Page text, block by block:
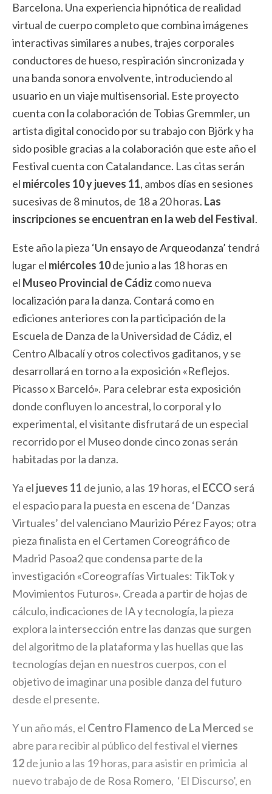
Barcelona. Una experiencia hipnótica de realidad
virtual de cuerpo completo que combina imágenes
interactivas similares a nubes, trajes corporales
conductores de hueso, respiración sincronizada y
una banda sonora envolvente, introduciendo al
usuario en un viaje multisensorial. Este proyecto
cuenta con la colaboración de Tobias Gremmler, un
artista digital conocido por su trabajo con Björk y ha
sido posible gracias a la colaboración que este año el
Festival cuenta con Catalandance. Las citas serán
el miércoles 10 y jueves 11, ambos días en sesiones
sucesivas de 8 minutos, de 18 a 20 horas. Las
inscripciones se encuentran en la web del Festival.
Este año la pieza ‘Un ensayo de Arqueodanza’tendrá
lugar el miércoles 10de junio a las 18 horas en
el Museo Provincial de Cádiz como nueva
localización para la danza. Contará como en
ediciones anteriores con la participación de la
Escuela de Danza de la Universidad de Cádiz, el
Centro Albacalí y otros colectivos gaditanos, y se
desarrollará en torno a la exposición «Reflejos.
Picasso x Barceló». Para celebrar esta exposición
donde confluyen lo ancestral, lo corporal y lo
experimental, el visitante disfrutará de un especial
recorrido por el Museo donde cinco zonas serán
habitadas por la danza.
Ya el jueves 11 de junio, a las 19 horas, el ECCO será
el espacio para la puesta en escena de ‘Danzas
Virtuales’ del valenciano Maurizio Pérez Fayos; otra
pieza finalista en el Certamen Coreográfico de
Madrid Pasoa2 que condensa parte de la
investigación «Coreografías Virtuales: TikTok y
Movimientos Futuros». Creada a partir de hojas de
cálculo, indicaciones de IA y tecnología, la pieza
explora la intersección entre las danzas que surgen
del algoritmo de la plataforma y las huellas que las
tecnologías dejan en nuestros cuerpos, con el
objetivo de imaginar una posible danza del futuro
desde el presente.
Y un año más, el Centro Flamenco de La Merced se
abre para recibir al público del festival elviernes
12de junio a las 19 horas, para asistir en primicia al
nuevo trabajo de de Rosa Romero, ‘El Discurso’, en